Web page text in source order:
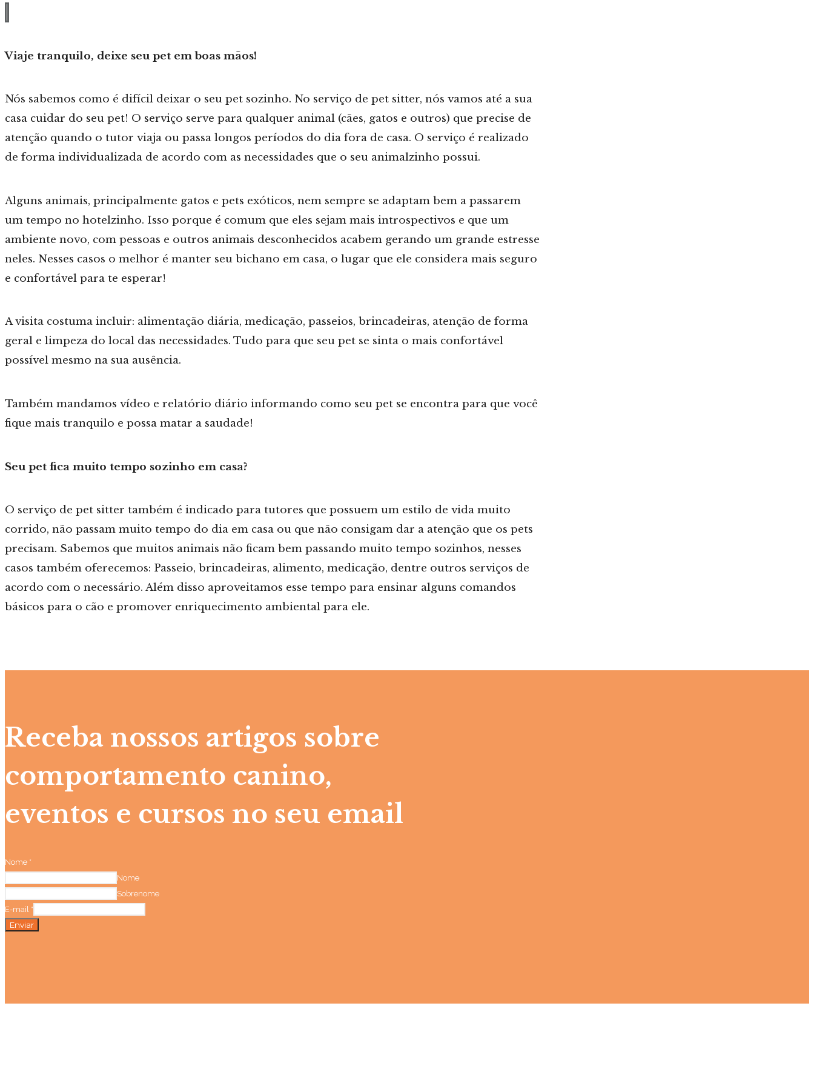
Viaje tranquilo, deixe seu pet em boas mãos!
Nós sabemos como é difícil deixar o seu pet sozinho. No serviço de pet sitter, nós vamos até a sua
casa cuidar do seu pet! O serviço serve para qualquer animal (cães, gatos e outros) que precise de
atenção quando o tutor viaja ou passa longos períodos do dia fora de casa. O serviço é realizado
de forma individualizada de acordo com as necessidades que o seu animalzinho possui.
Alguns animais, principalmente gatos e pets exóticos, nem sempre se adaptam bem a passarem
um tempo no hotelzinho. Isso porque é comum que eles sejam mais introspectivos e que um
ambiente novo, com pessoas e outros animais desconhecidos acabem gerando um grande estresse
neles. Nesses casos o melhor é manter seu bichano em casa, o lugar que ele considera mais seguro
e confortável para te esperar!
A visita costuma incluir: alimentação diária, medicação, passeios, brincadeiras, atenção de forma
geral e limpeza do local das necessidades. Tudo para que seu pet se sinta o mais confortável
possível mesmo na sua ausência.
Também mandamos vídeo e relatório diário informando como seu pet se encontra para que você
fique mais tranquilo e possa matar a saudade!
Seu pet fica muito tempo sozinho em casa?
O serviço de pet sitter também é indicado para tutores que possuem um estilo de vida muito
corrido, não passam muito tempo do dia em casa ou que não consigam dar a atenção que os pets
precisam. Sabemos que muitos animais não ficam bem passando muito tempo sozinhos, nesses
casos também oferecemos: Passeio, brincadeiras, alimento, medicação, dentre outros serviços de
acordo com o necessário. Além disso aproveitamos esse tempo para ensinar alguns comandos
básicos para o cão e promover enriquecimento ambiental para ele.
Receba nossos artigos sobre
comportamento canino,
eventos e cursos no seu email
Nome *
Nome
Sobrenome
E-mail *
Enviar